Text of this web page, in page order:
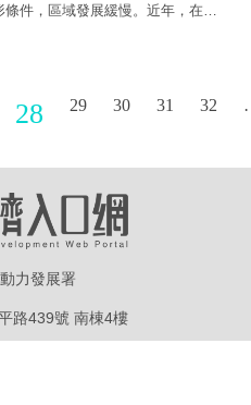
件，區域發展緩慢。近年，在石
的「鱷魚島」為行銷重點，才逐
28 29 30 31 32
力發展署
路439號 南棟4樓